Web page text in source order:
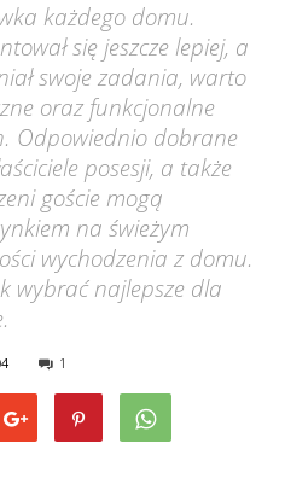
każdego domu.
się jeszcze lepiej, a
swoje zadania, warto
oraz funkcjonalne
Odpowiednio dobrane
posesji, a także
goście mogą
na świeżym
wychodzenia z domu.
wybrać najlepsze dla
1